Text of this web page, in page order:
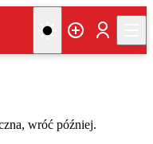
wróć później.